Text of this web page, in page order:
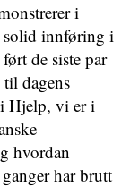
i
solid innføring i
de siste par
dagens
Hjelp, vi er i
hvordan
har brutt